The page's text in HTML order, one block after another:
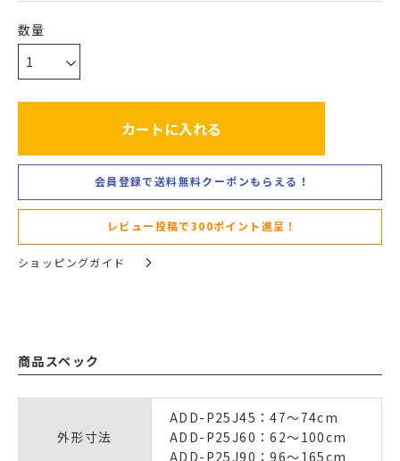
カートに入れる
会員登録で送料無料クーポンもらえる！
レビュー投稿で300ポイント進呈！
ショッピングガイド
商品スペック
外形寸法
ADD-P25J45：47～74cm
ADD-P25J60：62～100cm
ADD-P25J90：96～165cm